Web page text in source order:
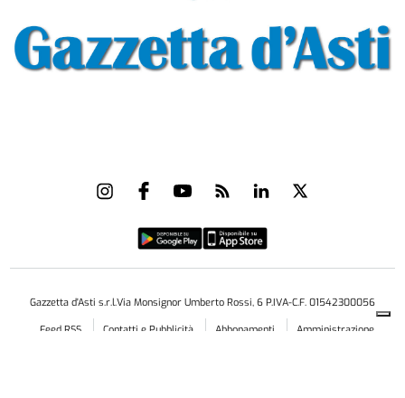
Gazzetta d'Asti s.r.l.Via Monsignor Umberto Rossi, 6 P.IVA-C.F. 01542300056
Feed RSS
Contatti e Pubblicità Abbonamenti
Amministrazione